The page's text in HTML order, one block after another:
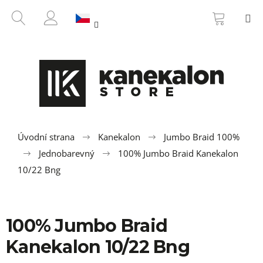
HLEDAT
PŘIHLÁŠENÍ
KOŠÍK
Úvodní strana Kanekalon
Jumbo Braid 100%
Jednobarevný
100% Jumbo Braid Kanekalon
10/22 Bng
100% Jumbo Braid
Kanekalon 10/22 Bng
ZPĚT
ZPĚT
b
e
t
e